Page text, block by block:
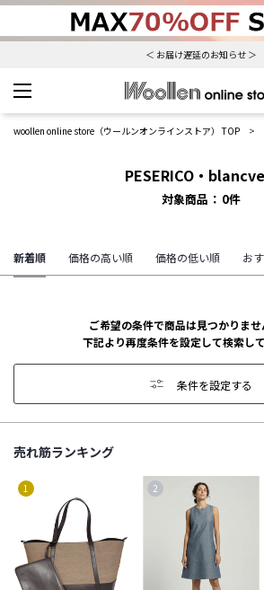
夏季休業について（出荷、お問い合わ
＜ お届け遅延のお知らせ ＞
woollen online store（ウールンオンラインストア） TOP
PESERICO・
対象商品 0件
新着順 価格の高い順 価格の低い順 お
ご希望の条件で商品は見つかりませ
下記より再度条件を設定して検索して
条件を設定する
売れ筋ランキング
1 2